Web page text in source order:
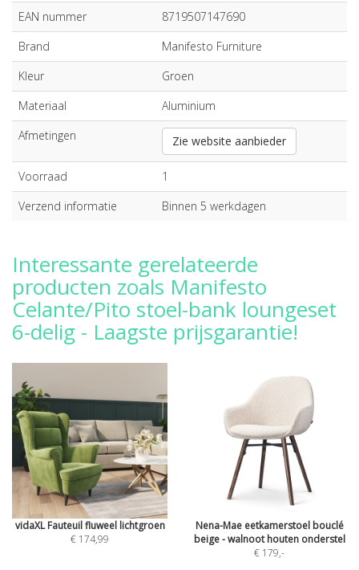
EAN nummer
8719507147690
Brand
Manifesto Furniture
Kleur
Groen
Materiaal
Aluminium
Afmetingen
Zie website aanbieder
Voorraad
1
Verzend informatie
Binnen 5 werkdagen
Interessante gerelateerde
producten zoals Manifesto
Celante/Pito stoel-bank loungeset
6-delig - Laagste prijsgarantie!
vidaXL Fauteuil fluweel lichtgroen
€ 174,99
Nena-Mae eetkamerstoel bouclé
beige - walnoot houten onderstel
€ 179,-